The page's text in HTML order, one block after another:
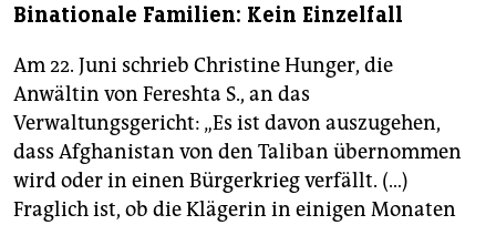
Binationale Familien: Kein Einzelfall
Am 22. Juni schrieb Christine Hunger, die
Anwältin von Fereshta S., an das
Verwaltungsgericht: „Es ist davon auszugehen,
dass Afghanistan von den Taliban übernommen
wird oder in einen Bürgerkrieg verfällt. (…)
Fraglich ist, ob die Klägerin in einigen Monaten